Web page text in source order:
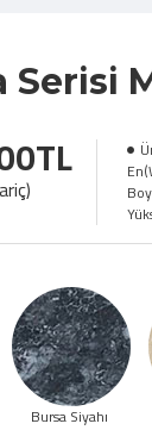
Serisi
Bursa Siyahı